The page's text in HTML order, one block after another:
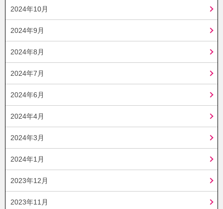
2024年10月
2024年9月
2024年8月
2024年7月
2024年6月
2024年4月
2024年3月
2024年1月
2023年12月
2023年11月